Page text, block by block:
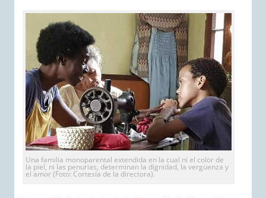
Una familia monoparental extendida en la cual ni el color de
la piel, ni las penurias, determinan la dignidad, la vergüenza y
el amor (Foto: Cortesía de la directora).